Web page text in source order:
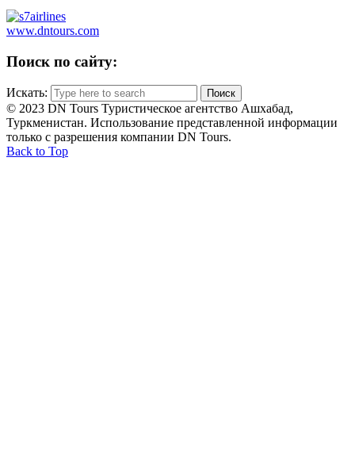
www.dntours.com
Поиск по сайту:
Искать:
© 2023 DN Tours Туристическое агентство Ашхабад,
Туркменистан. Использование представленной информации
только с разрешения компании DN Tours.
Back to Top